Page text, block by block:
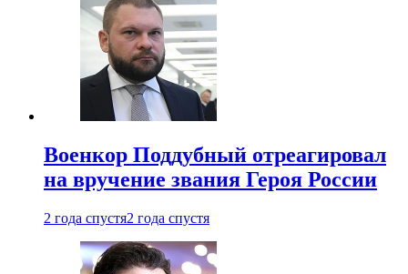
Военкор Поддубный отреагировал
на вручение звания Героя России
2 года спустя2 года спустя